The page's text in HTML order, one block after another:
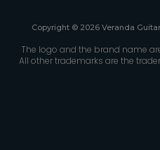
Copyright © 2026 Veranda
The logo and the brand name
All other trademarks are the